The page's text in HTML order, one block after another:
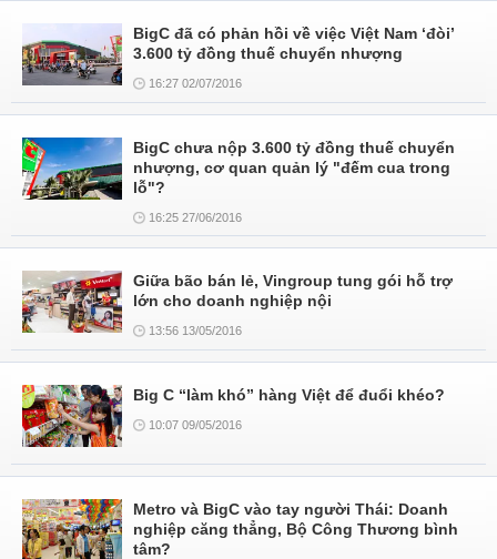
BigC đã có phản hồi về việc Việt Nam ‘đòi’
3.600 tỷ đồng thuế chuyển nhượng
16:27 02/07/2016
BigC chưa nộp 3.600 tỷ đồng thuế chuyển
nhượng, cơ quan quản lý "đếm cua trong
lỗ"?
16:25 27/06/2016
Giữa bão bán lẻ, Vingroup tung gói hỗ trợ
lớn cho doanh nghiệp nội
13:56 13/05/2016
Big C “làm khó” hàng Việt để đuổi khéo?
10:07 09/05/2016
Metro và BigC vào tay người Thái: Doanh
nghiệp căng thẳng, Bộ Công Thương bình
tâm?